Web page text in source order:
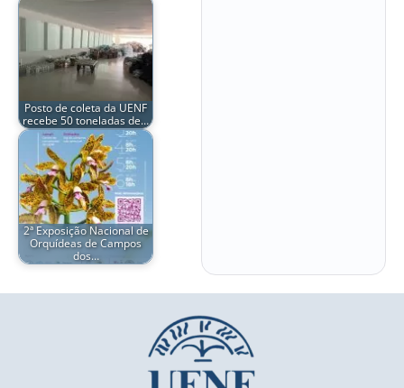
Posto de coleta da UENF
recebe 50 toneladas de…
2ª Exposição Nacional de
Orquídeas de Campos
dos…